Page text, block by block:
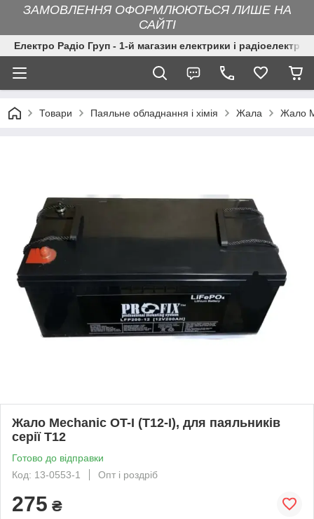
ЗАМОВЛЕННЯ ОФОРМЛЮЮТЬСЯ ЛИШЕ НА
САЙТІ
Електро Радіо Груп - 1-й магазин електрики і
Товари Паяльне обладнання і хімія Жала Жало
Жало Mechanic OT-I (T12-I), для паяльників
серії T12
Готово до відправки
Код: 13-0553-1
Опт і роздріб
275 ₴